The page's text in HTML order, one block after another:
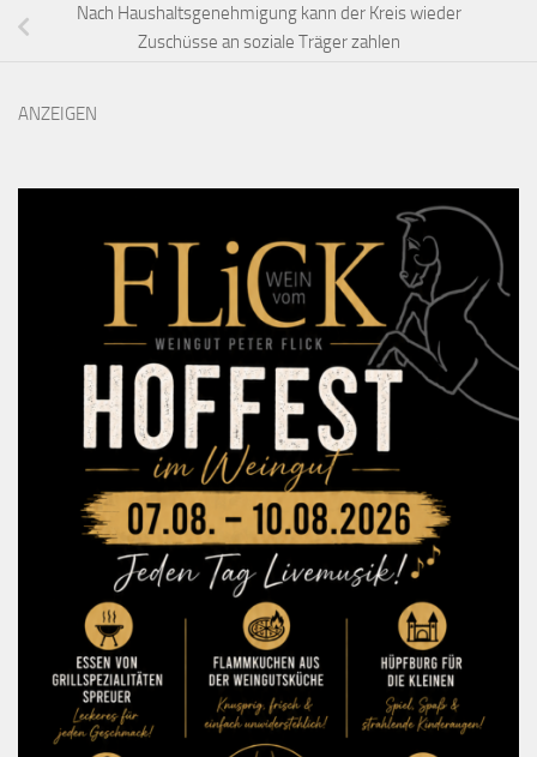
Nach Haushaltsgenehmigung kann der Kreis wieder
Zuschüsse an soziale Träger zahlen
ANZEIGEN